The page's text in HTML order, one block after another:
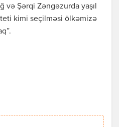
və Şərqi Zəngəzurda yaşıl
kimi seçilməsi ölkəmizə